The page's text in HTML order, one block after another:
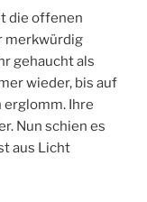
die offenen
merkwürdig
gehaucht als
wieder, bis auf
erglomm. Ihre
Nun schien es
aus Licht